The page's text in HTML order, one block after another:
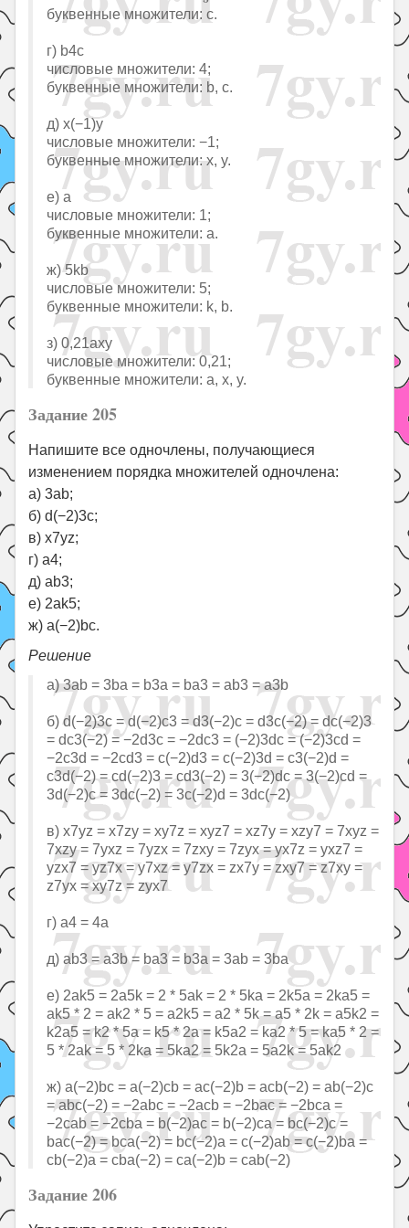
буквенные множители: c.
г) b4c
числовые множители: 4;
буквенные множители: b, c.
д) x(−1)y
числовые множители: −1;
буквенные множители: x, y.
е) a
числовые множители: 1;
буквенные множители: a.
ж) 5kb
числовые множители: 5;
буквенные множители: k, b.
з) 0,21axy
числовые множители: 0,21;
буквенные множители: a, x, y.
Задание 205
Напишите все одночлены, получающиеся
изменением порядка множителей одночлена:
а) 3ab;
б) d(−2)3c;
в) x7yz;
г) a4;
д) ab3;
е) 2ak5;
ж) a(−2)bc.
Решение
а) 3ab = 3ba = b3a = ba3 = ab3 = a3b
б) d(−2)3c = d(−2)c3 = d3(−2)c = d3c(−2) = dc(−2)3
= dc3(−2) = −2d3c = −2dc3 = (−2)3dc = (−2)3cd =
−2c3d = −2cd3 = c(−2)d3 = c(−2)3d = c3(−2)d =
c3d(−2) = cd(−2)3 = cd3(−2) = 3(−2)dc = 3(−2)cd =
3d(−2)c = 3dc(−2) = 3c(−2)d = 3dc(−2)
в) x7yz = x7zy = xy7z = xyz7 = xz7y = xzy7 = 7xyz =
7xzy = 7yxz = 7yzx = 7zxy = 7zyx = yx7z = yxz7 =
yzx7 = yz7x = y7xz = y7zx = zx7y = zxy7 = z7xy =
z7yx = xy7z = zyx7
г) a4 = 4a
д) ab3 = a3b = ba3 = b3a = 3ab = 3ba
е) 2ak5 = 2a5k = 2 * 5ak = 2 * 5ka = 2k5a = 2ka5 =
ak5 * 2 = ak2 * 5 = a2k5 = a2 * 5k = a5 * 2k = a5k2 =
k2a5 = k2 * 5a = k5 * 2a = k5a2 = ka2 * 5 = ka5 * 2 =
5 * 2ak = 5 * 2ka = 5ka2 = 5k2a = 5a2k = 5ak2
ж) a(−2)bc = a(−2)cb = ac(−2)b = acb(−2) = ab(−2)c
= abc(−2) = −2abc = −2acb = −2bac = −2bca =
−2cab = −2cba = b(−2)ac = b(−2)ca = bc(−2)c =
bac(−2) = bca(−2) = bc(−2)a = c(−2)ab = c(−2)ba =
cb(−2)a = cba(−2) = ca(−2)b = cab(−2)
Задание 206